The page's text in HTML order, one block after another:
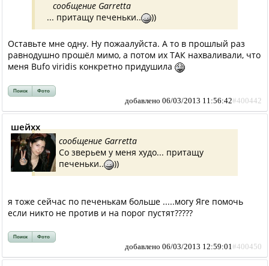
сообщение Garretta
... притащу печеньки..
))
Оставьте мне одну. Ну пожаалуйста. А то в прошлый раз
равнодушно прошёл мимо, а потом их ТАК нахваливали, что
меня Bufo viridis конкретно придушила
Поиск Фото
добавлено 06/03/2013 11:56:42#400442
шейхх
сообщение Garretta
Со зверьем у меня худо... притащу
печеньки..
))
я тоже сейчас по печенькам больше .....могу Яге помочь
если никто не против и на порог пустят?????
Поиск Фото
добавлено 06/03/2013 12:59:01 #400450